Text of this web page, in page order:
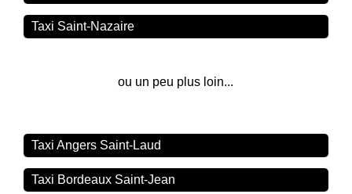
Taxi Saint-Nazaire
ou un peu plus loin...
Taxi Angers Saint-Laud
Taxi Bordeaux Saint-Jean